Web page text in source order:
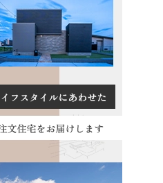
お客様の声